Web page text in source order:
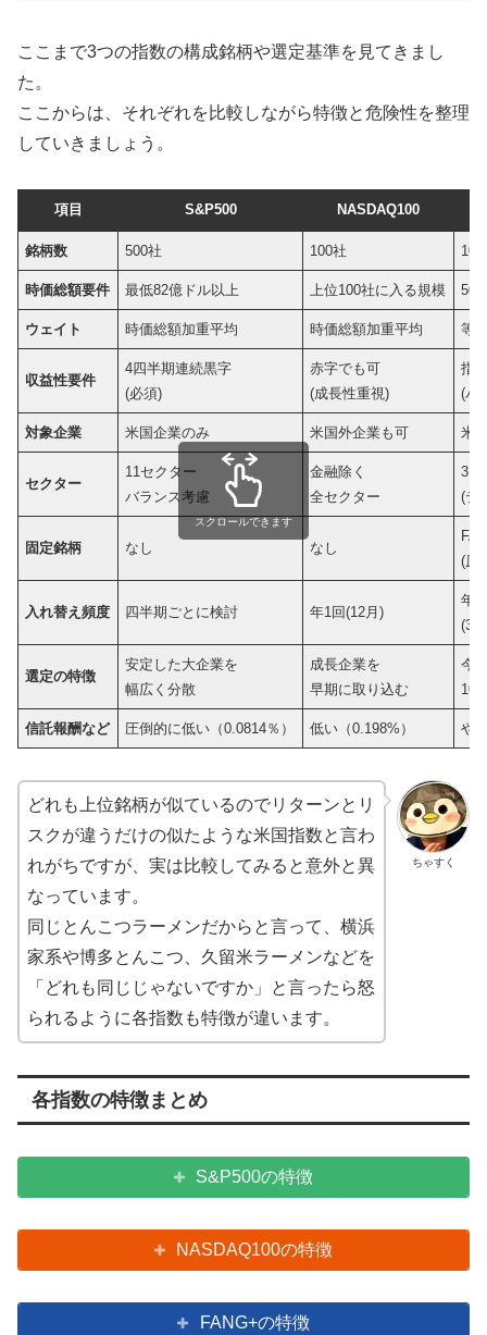
ここまで3つの指数の構成銘柄や選定基準を見てきまし
た。
ここからは、それぞれを比較しながら特徴と危険性を整理
していきましょう。
項目 S&P500 NASDAQ100
銘柄数 500社 100社 10
時価総額要件 最低82億ドル以上 上位100社に入る規模 50
ウェイト 時価総額加重平均 時価総額加重平均 等
収益性要件
4四半期連続黒字
(必須)
赤字でも可
(成長性重視)
指
(パ
対象企業 米国企業のみ 米国外企業も可 米
セクター
11セクター
バランス考慮
金融除く
全セクター
3セ
(テ
固定銘柄 なし なし
(原
入れ替え頻度 四半期ごとに検討 年1回(12月)
年4
(3
選定の特徴
安定した大企業を
幅広く分散
成長企業を
早期に取り込む
今
10
信託報酬など 圧倒的に低い（0.0814％） 低い（0.198%） や
スクロールできます
ちゃすく
どれも上位銘柄が似ているのでリターンとリ
スクが違うだけの似たような米国指数と言わ
れがちですが、実は比較してみると意外と異
なっています。
同じとんこつラーメンだからと言って、横浜
家系や博多とんこつ、久留米ラーメンなどを
「どれも同じじゃないですか」と言ったら怒
られるように各指数も特徴が違います。
各指数の特徴まとめ
S&P500の特徴
NASDAQ100の特徴
FANG+の特徴